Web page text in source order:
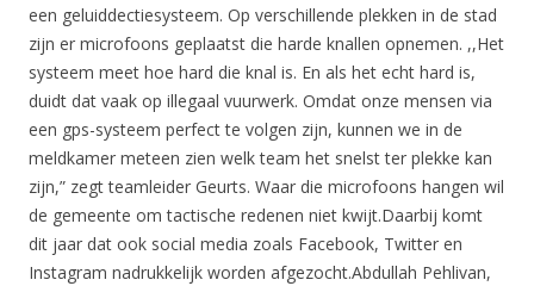
een geluiddectiesysteem. Op verschillende plekken in de stad
zijn er microfoons geplaatst die harde knallen opnemen. ,,Het
systeem meet hoe hard die knal is. En als het echt hard is,
duidt dat vaak op illegaal vuurwerk. Omdat onze mensen via
een gps-systeem perfect te volgen zijn, kunnen we in de
meldkamer meteen zien welk team het snelst ter plekke kan
zijn,” zegt teamleider Geurts. Waar die microfoons hangen wil
de gemeente om tactische redenen niet kwijt.Daarbij komt
dit jaar dat ook social media zoals Facebook, Twitter en
Instagram nadrukkelijk worden afgezocht.Abdullah Pehlivan,